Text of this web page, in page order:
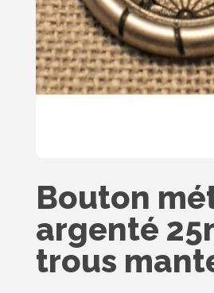
Bouton
argenté
trous